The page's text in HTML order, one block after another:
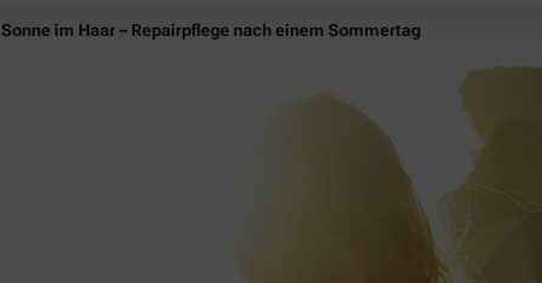
Sonne im Haar – Repairpflege nach einem Sommertag